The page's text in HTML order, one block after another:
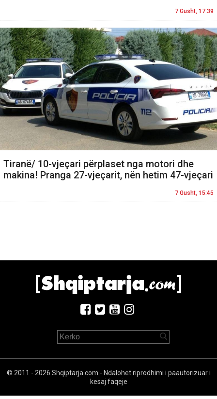
7 Gusht, 17:39
Tiranë/ 10-vjeçari përplaset nga motori dhe
makina! Pranga 27-vjeçarit, nën hetim 47-vjeçari
7 Gusht, 15:45
© 2011 - 2026 Shqiptarja.com - Ndalohet riprodhimi i paautorizuar i
kesaj faqeje